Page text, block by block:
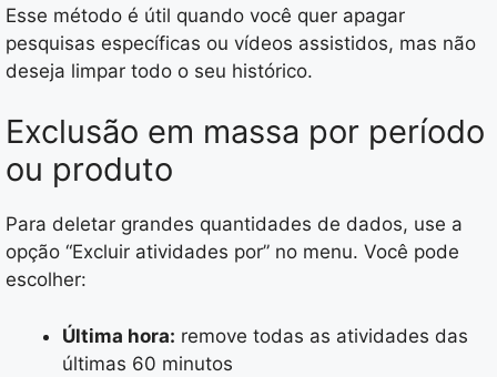
Esse método é útil quando você quer apagar
pesquisas específicas ou vídeos assistidos, mas não
deseja limpar todo o seu histórico.
Exclusão em massa por período
ou produto
Para deletar grandes quantidades de dados, use a
opção “Excluir atividades por” no menu. Você pode
escolher:
Última hora: remove todas as atividades das
últimas 60 minutos